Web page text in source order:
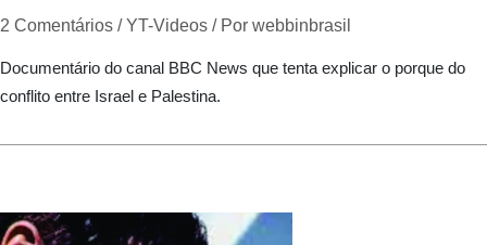
2 Comentários /YT-Videos / Por webbinbrasil
Documentário do canal BBC News que tenta explicar o porque do
conflito entre Israel e Palestina.